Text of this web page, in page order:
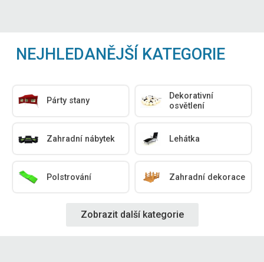
NEJHLEDANĚJŠÍ KATEGORIE
Párty stany
Dekorativní
osvětlení
Zahradní nábytek Lehátka
Polstrování Zahradní dekorace
Zobrazit další kategorie